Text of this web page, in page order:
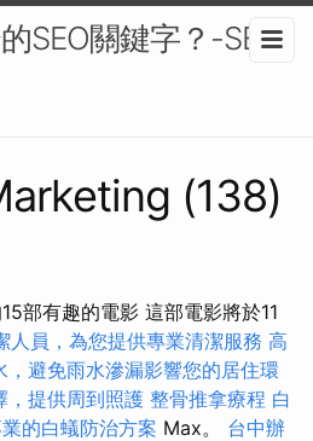
SEO關鍵字？-SEO
(138)
部有趣的電影 這部電影將於11
人員，為您提供專業清潔服務 高
，避免雨水滲漏影響您的居住環
，提供周到照護 整骨推拿療程 白
的白蟻防治方案 Max。 台中辦